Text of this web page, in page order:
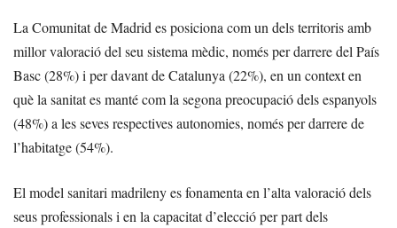
La Comunitat de Madrid es posiciona com un dels territoris amb
millor valoració del seu sistema mèdic, només per darrere del País
Basc (28%) i per davant de Catalunya (22%), en un context en
què la sanitat es manté com la segona preocupació dels espanyols
(48%) a les seves respectives autonomies, només per darrere de
l’habitatge (54%).
El model sanitari madrileny es fonamenta en l’alta valoració dels
seus professionals i en la capacitat d’elecció per part dels